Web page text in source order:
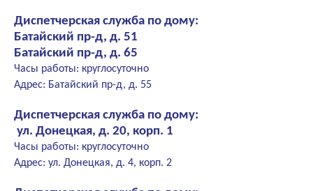
Диспетчерская служба по дому:
Батайский пр-д, д. 51
Батайский пр-д, д. 65
Часы работы: круглосуточно
Адрес: Батайский пр-д, д. 55
Диспетчерская служба по дому:
ул. Донецкая, д. 20, корп. 1
Часы работы: круглосуточно
Адрес: ул. Донецкая, д. 4, корп. 2